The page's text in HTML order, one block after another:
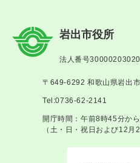
岩出市役所
法人番号
〒649-6292 和歌山県岩出
Tel:0736-62-2141
開庁時間：午前8時45分か
（土・日・祝日および12月